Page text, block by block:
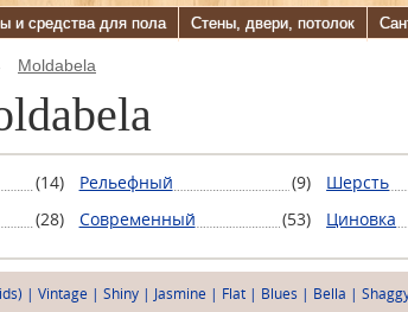
и средства для пола Стены, двери, потолок
Moldabela
(14) Рельефный (9) Шерсть
(28) Современный (53) Циновка
| Vintage | Shiny | Jasmine | Flat | Blues | Bella |